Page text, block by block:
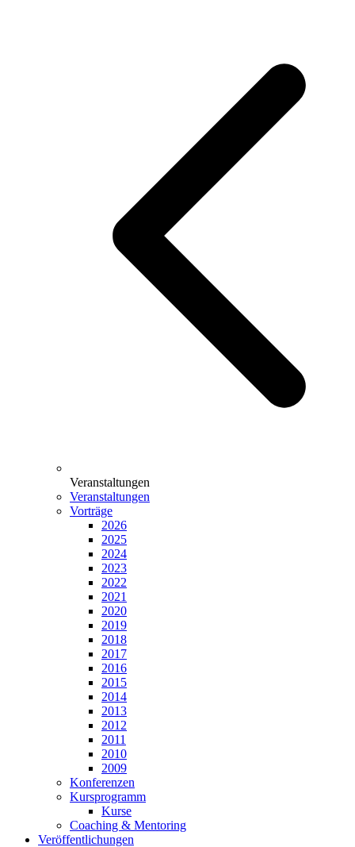
Veranstaltungen
Veranstaltungen
Vorträge
2026
2025
2024
2023
2022
2021
2020
2019
2018
2017
2016
2015
2014
2013
2012
2011
2010
2009
Konferenzen
Kursprogramm
Kurse
Coaching & Mentoring
Veröffentlichungen